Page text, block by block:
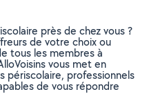
près de chez vous ?
de votre choix ou
tous les membres à
vous met en
périscolaire, professionnels
de vous répondre